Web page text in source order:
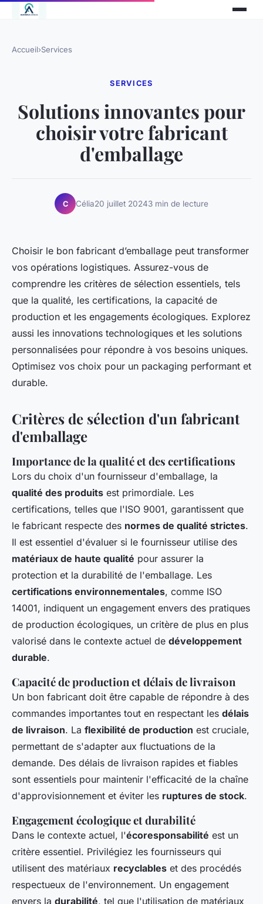
Accueil›Services
SERVICES
Solutions innovantes pour
choisir votre fabricant
d'emballage
C Célia20 juillet 20243 min de lecture
Choisir le bon fabricant d’emballage peut transformer
vos opérations logistiques. Assurez-vous de
comprendre les critères de sélection essentiels, tels
que la qualité, les certifications, la capacité de
production et les engagements écologiques. Explorez
aussi les innovations technologiques et les solutions
personnalisées pour répondre à vos besoins uniques.
Optimisez vos choix pour un packaging performant et
durable.
Critères de sélection d'un fabricant
d'emballage
Importance de la qualité et des certifications
Lors du choix d'un fournisseur d'emballage, la
qualité des produits est primordiale. Les
certifications, telles que l'ISO 9001, garantissent que
le fabricant respecte des normes de qualité strictes.
Il est essentiel d'évaluer si le fournisseur utilise des
matériaux de haute qualité pour assurer la
protection et la durabilité de l'emballage. Les
certifications environnementales, comme ISO
14001, indiquent un engagement envers des pratiques
de production écologiques, un critère de plus en plus
valorisé dans le contexte actuel de développement
durable.
Capacité de production et délais de livraison
Un bon fabricant doit être capable de répondre à des
commandes importantes tout en respectant les délais
de livraison. La flexibilité de production est cruciale,
permettant de s'adapter aux fluctuations de la
demande. Des délais de livraison rapides et fiables
sont essentiels pour maintenir l'efficacité de la chaîne
d'approvisionnement et éviter les ruptures de stock.
Engagement écologique et durabilité
Dans le contexte actuel, l'écoresponsabilité est un
critère essentiel. Privilégiez les fournisseurs qui
utilisent des matériaux recyclables et des procédés
respectueux de l'environnement. Un engagement
envers la durabilité, tel que l'utilisation de matériaux